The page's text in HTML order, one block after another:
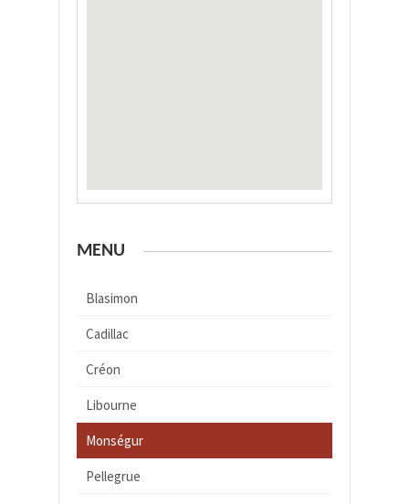
MENU
Blasimon
Cadillac
Créon
Libourne
Monségur
Pellegrue